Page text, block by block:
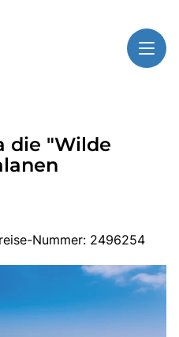
die "Wilde
Nummer: 2496254